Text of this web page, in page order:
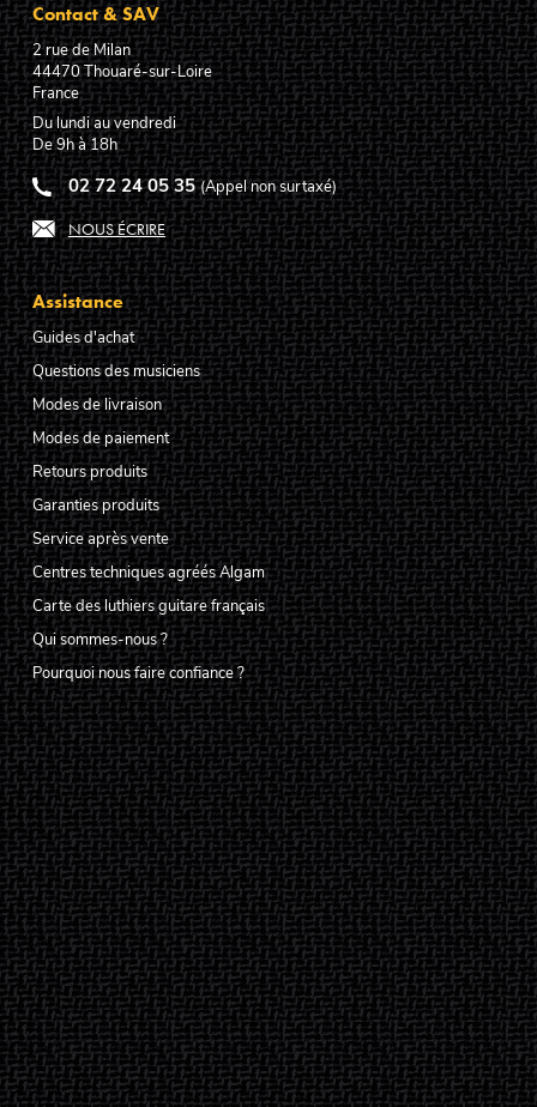
Contact & SAV
2 rue de Milan
44470Thouaré-sur-Loire
France
Du lundi au vendredi
De 9h à 18h
02 72 24 05 35 (Appel non surtaxé)
NOUS ÉCRIRE
Assistance
Guides d'achat
Questions des musiciens
Modes de livraison
Modes de paiement
Retours produits
Garanties produits
Service après vente
Centres techniques agréés Algam
Carte des luthiers guitare français
Qui sommes-nous ?
Pourquoi nous faire confiance ?